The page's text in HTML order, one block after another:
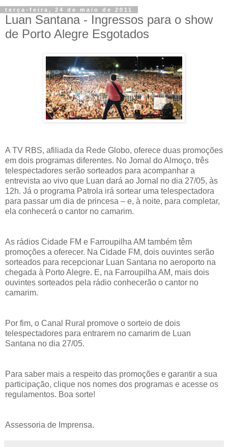
terça-feira, 24 de maio de 2011
Luan Santana - Ingressos para o show
de Porto Alegre Esgotados
A TV RBS, afiliada da Rede Globo, oferece duas promoções
em dois programas diferentes. No Jornal do Almoço, três
telespectadores serão sorteados para acompanhar a
entrevista ao vivo que Luan dará ao Jornal no dia 27/05, às
12h. Já o programa Patrola irá sortear uma telespectadora
para passar um dia de princesa – e, à noite, para completar,
ela conhecerá o cantor no camarim.
As rádios Cidade FM e Farroupilha AM também têm
promoções a oferecer. Na Cidade FM, dois ouvintes serão
sorteados para recepcionar Luan Santana no aeroporto na
chegada à Porto Alegre. E, na Farroupilha AM, mais dois
ouvintes sorteados pela rádio conhecerão o cantor no
camarim.
Por fim, o Canal Rural promove o sorteio de dois
telespectadores para entrarem no camarim de Luan
Santana no dia 27/05.
Para saber mais a respeito das promoções e garantir a sua
participação, clique nos nomes dos programas e acesse os
regulamentos. Boa sorte!
Assessoria de Imprensa.